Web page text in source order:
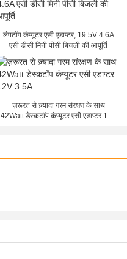
लैपटॉप कंप्यूटर एसी एडाप्टर, 19.5V 4.6A
एसी डीसी मिनी पीसी बिजली की आपूर्ति
ज़रूरत से ज़्यादा गरम संरक्षण के साथ
42Watt डेस्कटॉप कंप्यूटर एसी एडाप्टर 12V